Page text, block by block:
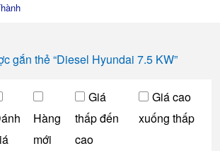
gắn thẻ “Diesel Hyundai 7.5 KW”
Hàng
mới
Giá
thấp đến
cao
Giá cao
xuống thấp